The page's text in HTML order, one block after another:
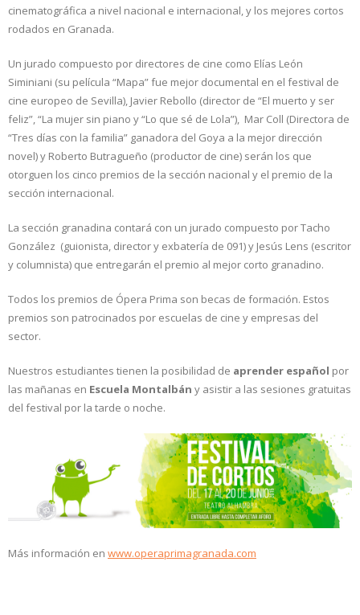
cinematográfica a nivel nacional e internacional, y los mejores cortos
rodados en Granada.
Un jurado compuesto por directores de cine como Elías León
Siminiani (su película “Mapa” fue mejor documental en el festival de
cine europeo de Sevilla), Javier Rebollo (director de “El muerto y ser
feliz”, “La mujer sin piano y “Lo que sé de Lola”), Mar Coll (Directora de
“Tres días con la familia” ganadora del Goya a la mejor dirección
novel) y Roberto Butragueño (productor de cine) serán los que
otorguen los cinco premios de la sección nacional y el premio de la
sección internacional.
La sección granadina contará con un jurado compuesto por Tacho
González (guionista, director y exbatería de 091) y Jesús Lens (escritor
y columnista) que entregarán el premio al mejor corto granadino.
Todos los premios de Ópera Prima son becas de formación. Estos
premios son patrocinados por escuelas de cine y empresas del
sector.
Nuestros estudiantes tienen la posibilidad de aprender español por
las mañanas en Escuela Montalbán y asistir a las sesiones gratuitas
del festival por la tarde o noche.
Más información en www.operaprimagranada.com